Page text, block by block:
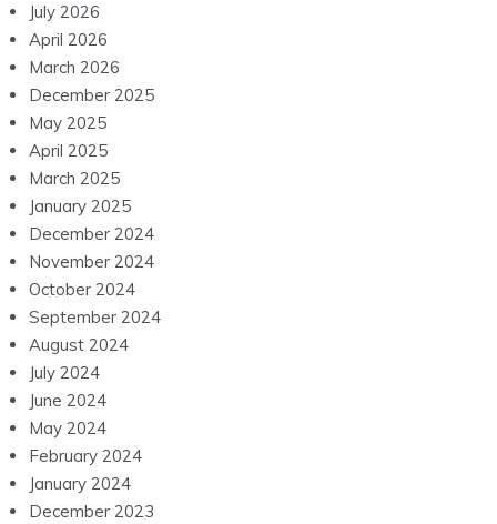
July 2026
April 2026
March 2026
December 2025
May 2025
April 2025
March 2025
January 2025
December 2024
November 2024
October 2024
September 2024
August 2024
July 2024
June 2024
May 2024
February 2024
January 2024
December 2023